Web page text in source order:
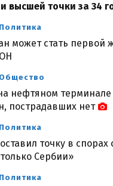
высшей точки за 34
Политика
может стать первой
Общество
нефтяном терминале
пострадавших нет
Политика
точку в спорах
Сербии»
Политика